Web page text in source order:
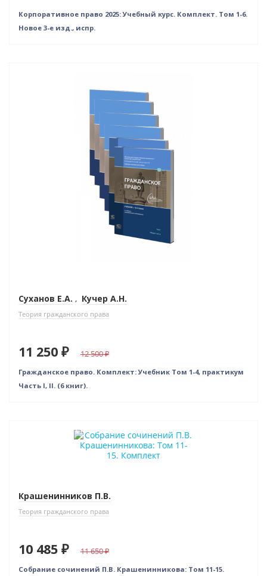
Корпоративное право 2025: Учебный курс. Комплект. Том 1-6.
Новое 3-е изд., испр.
Суханов Е.А. , Кучер А.Н.
Теория гражданского права
11 250 ₽ 12 500
Гражданское право. Комплект: Учебник Том 1-4, практикум
Часть I, II. (6 книг).
–10% (скидка 1165 ₽)
Крашенинников П.В.
Теория гражданского права
10 485 ₽ 11 650
Собрание сочинений П.В. Крашенинникова: Том 11-15.